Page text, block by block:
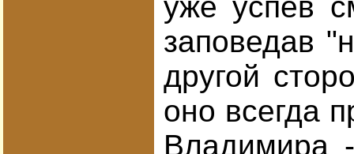
заповедав
другой
оно всегда
Владимира